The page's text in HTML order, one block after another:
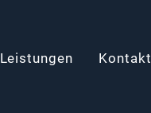
Leistungen Kontakt